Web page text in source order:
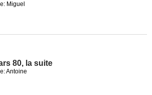
Miguel
80, la suite
Antoine